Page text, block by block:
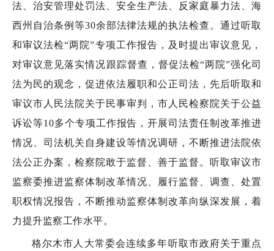
法、治安管理处罚法、安全生产法、反家庭暴力法、海
西州自治条例等30余部法律法规的执法检查。通过听取
和审议法检“两院”专项工作报告，及时提出审议意见，
对审议意见落实情况跟踪督查，督促法检“两院”强化司
法为民的观念，促进依法履职和公正司法，先后听取和
审议市人民法院关于民事审判，市人民检察院关于公益
诉讼等10多个专项工作报告，开展司法责任制改革推进
情况、司法机关自身建设等情况调研，不断推进法院依
法公正办案，检察院敢于监督、善于监督。听取审议市
监察委推进监察体制改革情况、履行监督、调查、处置
职权情况报告，不断推动监察体制改革向纵深发展，着
力提升监察工作水平。
格尔木市人大常委会连续多年听取市政府关于重点